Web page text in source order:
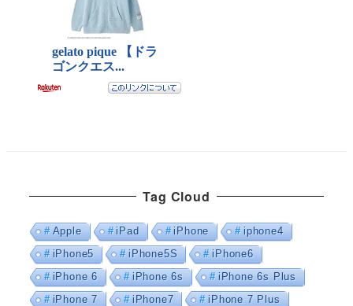
Tag Cloud
Apple iPad iPhone
iphone4
iPhone5
iPhone5S
iPhone6
iPhone 6
iPhone 6s
iPhone 6s Plus
iPhone 7
iPhone7
iPhone 7 Plus